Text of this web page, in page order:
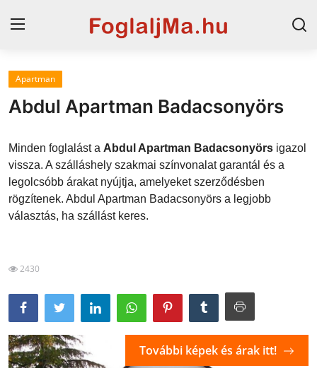
Horvát tengerpart
Magyarország
Horvátország
Szállások a Balatonon
Szállások Hajdúszoboszlón
Apartman
Abdul Apartman Badacsonyörs
Minden foglalást a Abdul Apartman Badacsonyörs igazol
vissza. A szálláshely szakmai színvonalat garantál és a
legolcsóbb árakat nyújtja, amelyeket szerződésben
rögzítenek. Abdul Apartman Badacsonyörs a legjobb
választás, ha szállást keres.
2430
További képek és árak itt!